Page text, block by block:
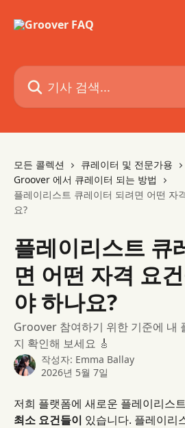
기사 검색...
모든 콜렉션
큐레이터 및 전문가용
Groover 에서 큐레이터 되는 방법
플레이리스트 큐레이터 되려면 어떤 자
요?
플레이리스트 큐
면 어떤 자격 요
야 하나요?
Groover 참여하기 위한 기준에 내
지 확인해 보세요 🎸
작성자: Emma Ballay
2026년 5월 7일
저희 플랫폼에 새로운 플레이리스
최소 요건들이 있습니다. 플레이리